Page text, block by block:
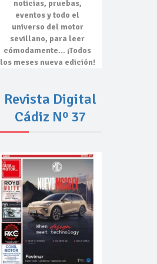
noticias, pruebas,
eventosy todo el
universo del motor
sevillano, para leer
cómodamente… ¡Todos
los meses nueva edición!
Revista Digital
Cádiz Nº 37